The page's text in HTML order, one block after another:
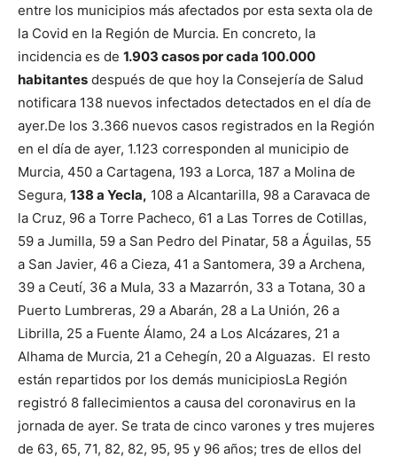
entre los municipios más afectados por esta sexta ola de
la Covid en la Región de Murcia. En concreto, la
incidencia es de 1.903 casos por cada 100.000
habitantes después de que hoy la Consejería de Salud
notificara 138 nuevos infectados detectados en el día de
ayer.De los 3.366 nuevos casos registrados en la Región
en el día de ayer, 1.123 corresponden al municipio de
Murcia, 450 a Cartagena, 193 a Lorca, 187 a Molina de
Segura, 138 a Yecla, 108 a Alcantarilla, 98 a Caravaca de
la Cruz, 96 a Torre Pacheco, 61 a Las Torres de Cotillas,
59 a Jumilla, 59 a San Pedro del Pinatar, 58 a Águilas, 55
a San Javier, 46 a Cieza, 41 a Santomera, 39 a Archena,
39 a Ceutí, 36 a Mula, 33 a Mazarrón, 33 a Totana, 30 a
Puerto Lumbreras, 29 a Abarán, 28 a La Unión, 26 a
Librilla, 25 a Fuente Álamo, 24 a Los Alcázares, 21 a
Alhama de Murcia, 21 a Cehegín, 20 a Alguazas. El resto
están repartidos por los demás municipiosLa Región
registró 8 fallecimientos a causa del coronavirus en la
jornada de ayer. Se trata de cinco varones y tres mujeres
de 63, 65, 71, 82, 82, 95, 95 y 96 años; tres de ellos del